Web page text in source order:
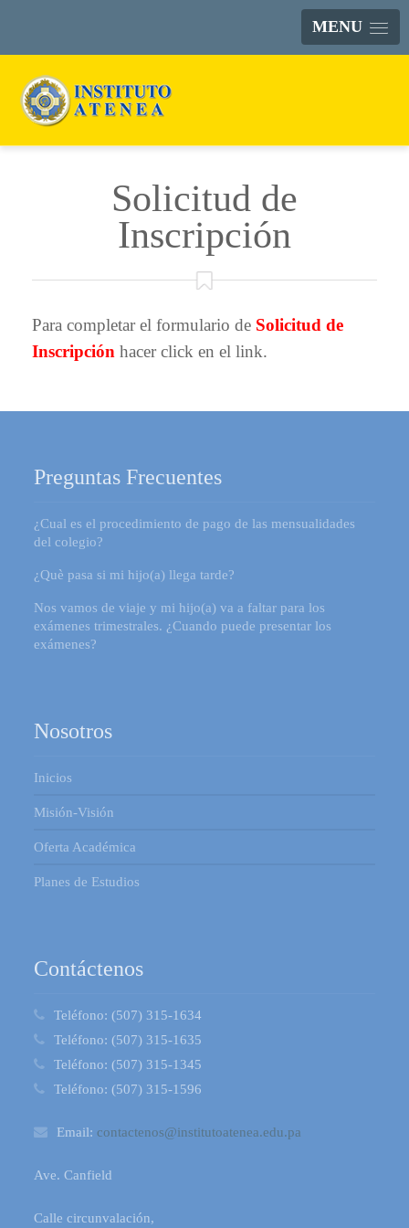
MENU
Solicitud de
Inscripción
Para completar el formulario de Solicitud de
Inscripción hacer click en el link.
Preguntas Frecuentes
¿Cual es el procedimiento de pago de las mensualidades
del colegio?
¿Què pasa si mi hijo(a) llega tarde?
Nos vamos de viaje y mi hijo(a) va a faltar para los
exámenes trimestrales. ¿Cuando puede presentar los
exámenes?
Nosotros
Inicios
Misión-Visión
Oferta Académica
Planes de Estudios
Contáctenos
Teléfono: (507) 315-1634
Teléfono: (507) 315-1635
Teléfono: (507) 315-1345
Teléfono: (507) 315-1596
Email: contactenos@institutoatenea.edu.pa
Ave. Canfield
Calle circunvalación,